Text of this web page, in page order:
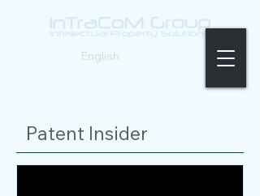
English
Patent Insider